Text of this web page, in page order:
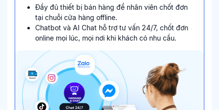
Đầy đủ thiết bị bán hàng để nhân viên chốt đơn
tại chuỗi cửa hàng offline.
Chatbot và AI Chat hỗ trợ tư vấn 24/7, chốt đơn
online mọi lúc, mọi nơi khi khách có nhu cầu.